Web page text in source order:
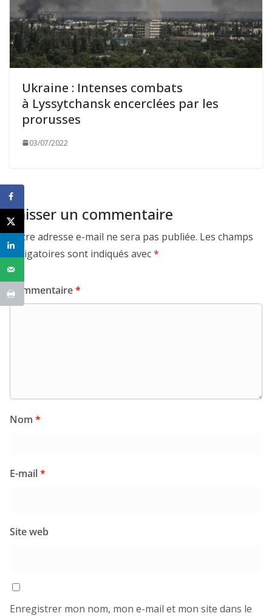
Ukraine : Intenses combats
à Lyssytchansk encerclées par les
prorusses
03/07/2022
Laisser un commentaire
Votre adresse e-mail ne sera pas publiée. Les champs
obligatoires sont indiqués avec*
Commentaire*
Nom *
E-mail*
Site web
Enregistrer mon nom, mon e-mail et mon site dans le